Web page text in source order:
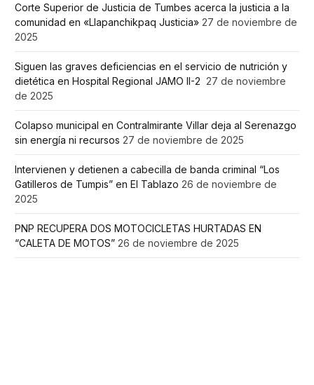
Corte Superior de Justicia de Tumbes acerca la justicia a la
comunidad en «Llapanchikpaq Justicia» 27 de noviembre de
2025
Siguen las graves deficiencias en el servicio de nutrición y
dietética en Hospital Regional JAMO II-2 27 de noviembre
de 2025
Colapso municipal en Contralmirante Villar deja al Serenazgo
sin energía ni recursos 27 de noviembre de 2025
Intervienen y detienen a cabecilla de banda criminal “Los
Gatilleros de Tumpis” en El Tablazo 26 de noviembre de
2025
PNP RECUPERA DOS MOTOCICLETAS HURTADAS EN
“CALETA DE MOTOS” 26 de noviembre de 2025